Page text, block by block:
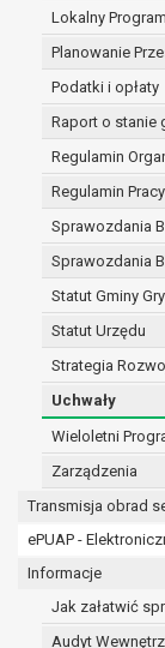
Lokalny
Planowanie
Podatki i opłaty
Raport o stanie
Regulamin
Regulamin
Sprawozdania
Sprawozdania
Statut Gminy
Statut Urzędu
Strategia
Uchwały
Wieloletni
Zarządzenia
Transmisja obrad
ePUAP -
Informacje
Jak załatwić
Audyt
w
W